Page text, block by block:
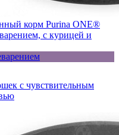
с чувствительным